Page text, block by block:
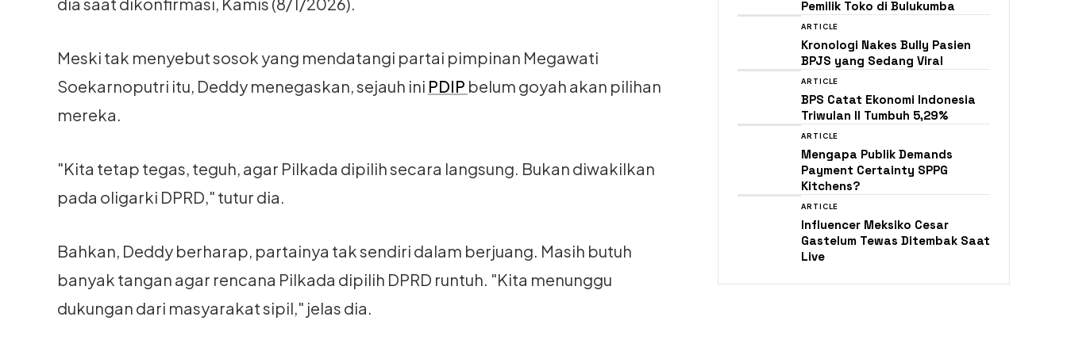
Meski tak menyebut sosok yang mendatangi partai pimpinan Megawati
Soekarnoputri itu, Deddy menegaskan, sejauh ini PDIP belum goyah akan pilihan
mereka.
"Kita tetap tegas, teguh, agar Pilkada dipilih secara langsung. Bukan diwakilkan
pada oligarki DPRD," tutur dia.
Bahkan, Deddy berharap, partainya tak sendiri dalam berjuang. Masih butuh
banyak tangan agar rencana Pilkada dipilih DPRD runtuh. "Kita menunggu
dukungan dari masyarakat sipil," jelas dia.
Pemilik Toko di Bulukumba
ARTICLE
Kronologi Nakes Bully Pasien
BPJS yang Sedang Viral
ARTICLE
BPS Catat Ekonomi Indonesia
Triwulan II Tumbuh 5,29%
ARTICLE
Mengapa Publik Demands
Payment Certainty SPPG
Kitchens?
ARTICLE
Influencer Meksiko Cesar
Gastelum Tewas Ditembak Saat
Live